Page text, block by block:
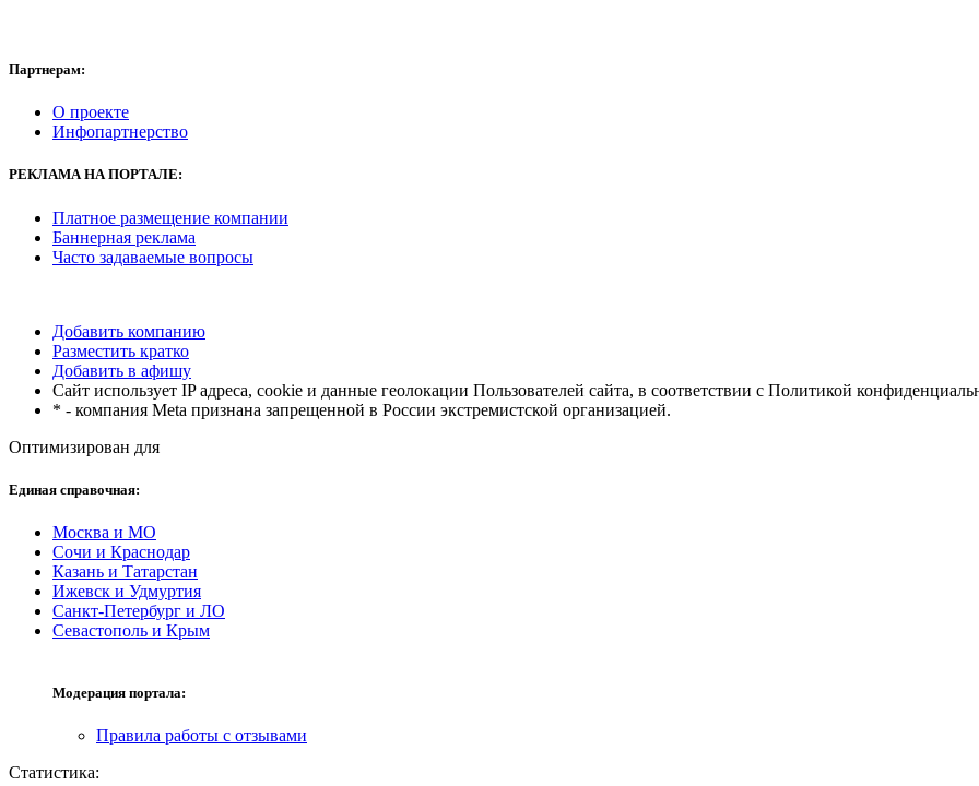
Партнерам:
О проекте
Инфопартнерство
РЕКЛАМАНА ПОРТАЛЕ:
Платное размещение компании
Баннерная реклама
Часто задаваемые вопросы
Добавить компанию
Разместить кратко
Добавить в афишу
Сайт использует IP адреса, cookie и данные геолокации Пользователей сайта, в соответствии с Политикой
* - компания Meta признана запрещенной в России экстремистской организацией.
Оптимизирован для
Единая справочная:
Москва и МО
Сочи и Краснодар
Казань и Татарстан
Ижевск и Удмуртия
Санкт-Петербург и ЛО
Севастополь и Крым
Модерация портала:
Правила работы с отзывами
Статистика: